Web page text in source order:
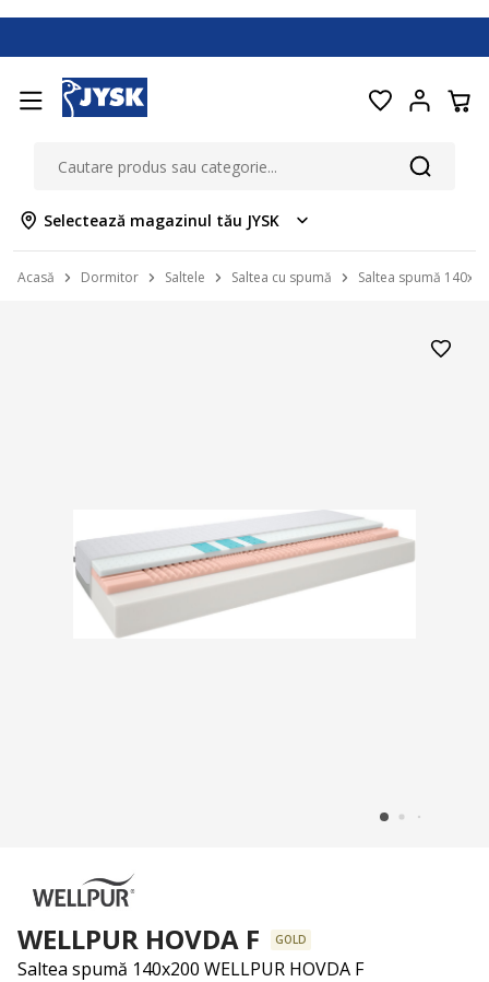
Selectează magazinul tău JYSK
Acasă Dormitor Saltele Saltea cu spumă Saltea spumă
WELLPUR HOVDA F GOLD
Saltea spumă 140x200 WELLPUR HOVDA F